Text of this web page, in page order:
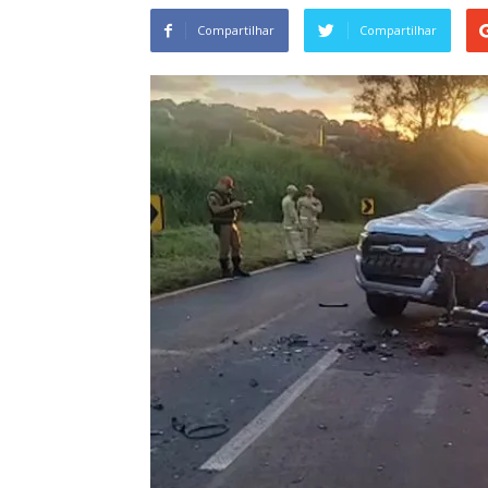
Compartilhar Compartilhar